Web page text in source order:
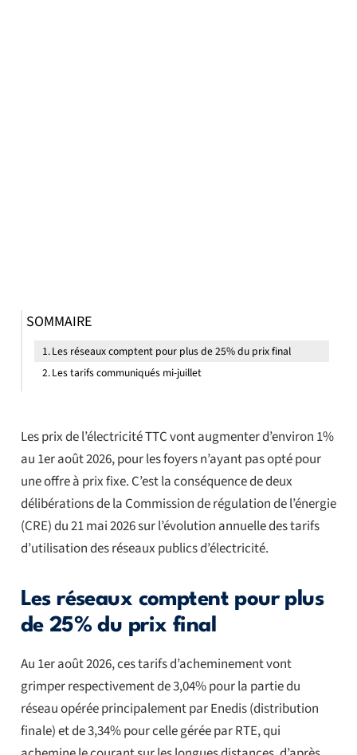
Les prix de l’électricité TTC vont augmenter d’environ 1%
au 1er août 2026, pour les foyers n’ayant pas opté pour
une offre à prix fixe. C’est la conséquence de deux
délibérations de la Commission de régulation de l’énergie
(CRE) du 21 mai 2026 sur l’évolution annuelle des tarifs
d’utilisation des réseaux publics d’électricité.
Les réseaux comptent pour plus
de 25% du prix final
Au 1er août 2026, ces tarifs d’acheminement vont
grimper respectivement de 3,04% pour la partie du
réseau opérée principalement par Enedis (distribution
finale) et de 3,34% pour celle gérée par RTE, qui
SOMMAIRE
Les réseaux comptent pour plus de 25% du prix final
Les tarifs communiqués mi-juillet